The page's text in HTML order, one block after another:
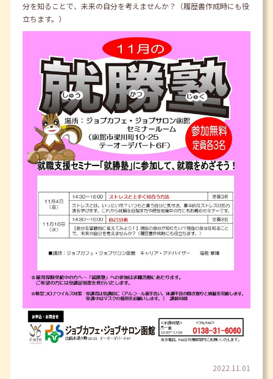
分を知ることで、未来の自分を考えませんか？（履歴書作成時にも役
立ちます。）
2022.11.01